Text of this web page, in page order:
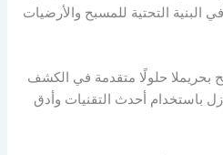
البنية التحتية للمسبح والأرضيات
بحريملا حلولًا متقدمة في الكشف
باستخدام أحدث التقنيات وأدق